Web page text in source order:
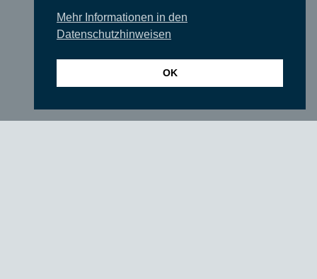
Förderer
Impressum
Mehr Informationen in den
Datenschutzhinweisen
OK